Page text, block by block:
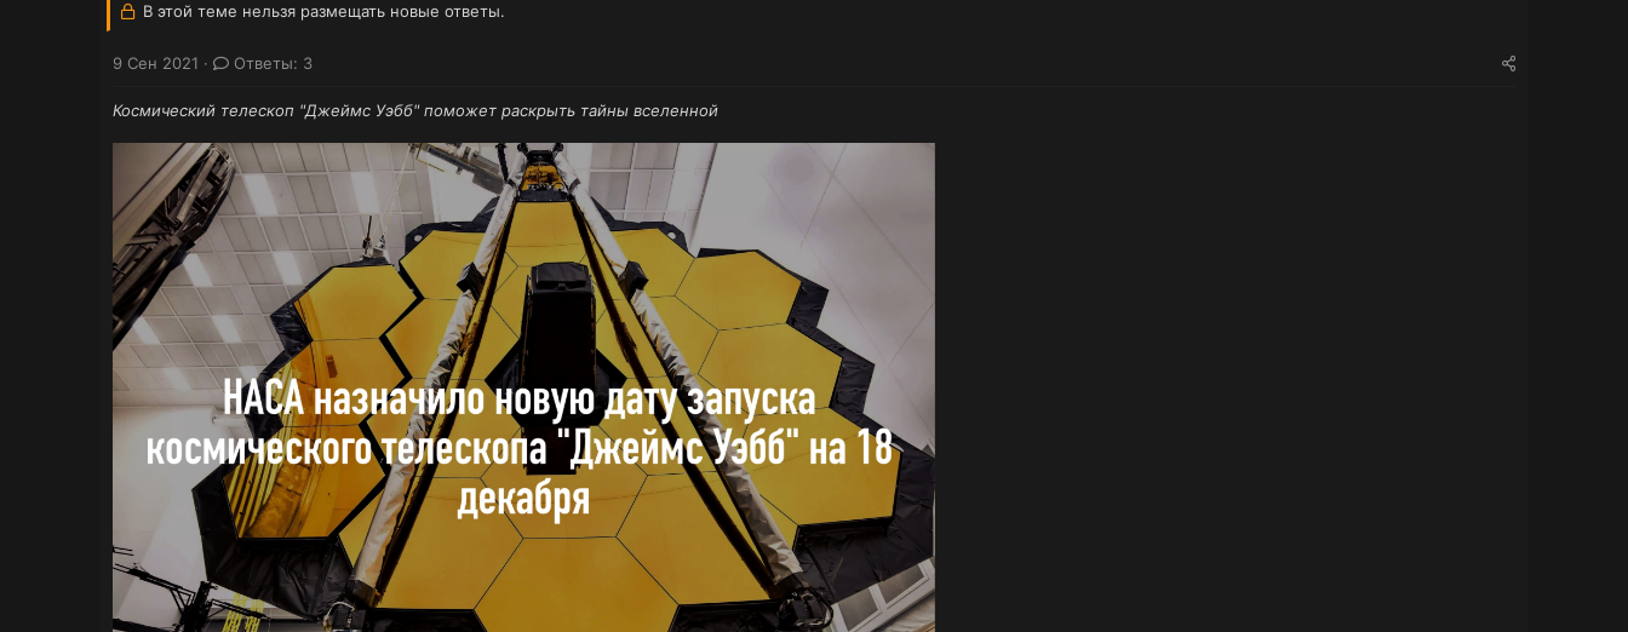
В этой теме нельзя размещать новые ответы.
9 Сен 2021 Ответы: 3
Космический телескоп "Джеймс Уэбб" поможет раскрыть тайны вселенной